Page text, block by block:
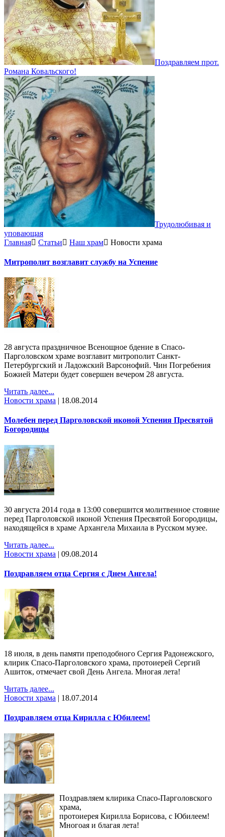
Поздравляем прот.
Романа Ковальского!
Трудолюбивая и
уповающая
Главная
Статьи Наш храм Новости храма
Митрополит возглавит службу на Успение
28 августа праздничное Всенощное бдение в Спасо-
Парголовском храме возглавит митрополит Санкт-
Петербургский и Ладожский Варсонофий. Чин Погребения
Божией Матери будет совершен вечером 28 августа.
Читать далее...
Новости храма | 18.08.2014
Молебен перед Парголовской иконой Успения Пресвятой
Богородицы
30 августа 2014 года в 13:00 совершится молитвенное стояние
перед Парголовской иконой Успения Пресвятой Богородицы,
находящейся в храме Архангела Михаила в Русском музее.
Читать далее...
Новости храма | 09.08.2014
Поздравляем отца Сергия с Днем Ангела!
18 июля, в день памяти преподобного Сергия Радонежского,
клирик Спасо-Парголовского храма, протоиерей Сергий
Ашиток, отмечает свой День Ангела. Многая лета!
Читать далее...
Новости храма | 18.07.2014
Поздравляем отца Кирилла с Юбилеем!
Поздравляем клирика Спасо-Парголовского
храма,
протоиерея Кирилла Борисова, с Юбилеем!
Многоая и благая лета!